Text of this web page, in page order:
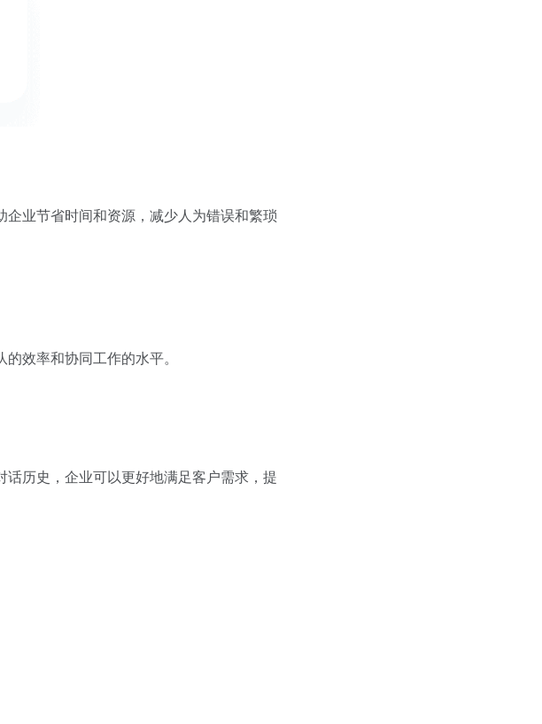
业节省时间和资源，减少人为错误和繁琐
效率和协同工作的水平。
历史，企业可以更好地满足客户需求，提